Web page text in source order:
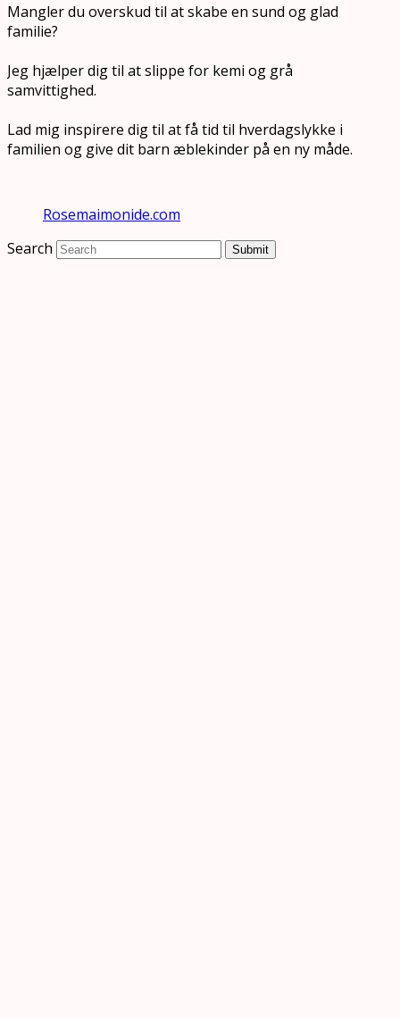
Mangler du overskud til at skabe en sund og glad
familie?
Jeg hjælper dig til at slippe for kemi og grå
samvittighed.
Lad mig inspirere dig til at få tid til hverdagslykke i
familien og give dit barn æblekinder på en ny måde.
Rosemaimonide.com
Search
Submit